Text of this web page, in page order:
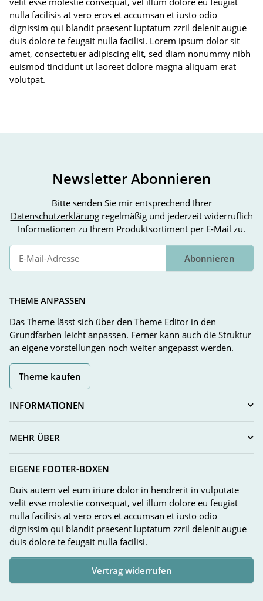
nulla facilisis at vero eros et accumsan et iusto odio
dignissim qui blandit praesent luptatum zzril delenit augue
duis dolore te feugait nulla facilisi. Lorem ipsum dolor sit
amet, consectetuer adipiscing elit, sed diam nonummy nibh
euismod tincidunt ut laoreet dolore magna aliquam erat
volutpat.
Newsletter Abonnieren
Bitte senden Sie mir entsprechend Ihrer
Datenschutzerklärungregelmäßig und jederzeit widerruflich
Informationen zu Ihrem Produktsortiment per E-Mail zu.
Abonnieren
THEME ANPASSEN
Das Theme lässt sich über den Theme Editor in den
Grundfarben leicht anpassen. Ferner kann auch die Struktur
an eigene vorstellungen noch weiter angepasst werden.
Theme kaufen
INFORMATIONEN
MEHR ÜBER
EIGENE FOOTER-BOXEN
Duis autem vel eum iriure dolor in hendrerit in vulputate
velit esse molestie consequat, vel illum dolore eu feugiat
nulla facilisis at vero eros et accumsan et iusto odio
dignissim qui blandit praesent luptatum zzril delenit augue
duis dolore te feugait nulla facilisi.
Vertrag widerrufen